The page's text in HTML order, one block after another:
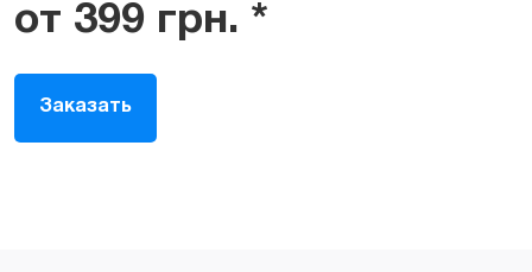
от 399 грн. *
Заказать